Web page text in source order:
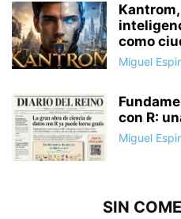
como
Miguel
con R:
Miguel
SIN